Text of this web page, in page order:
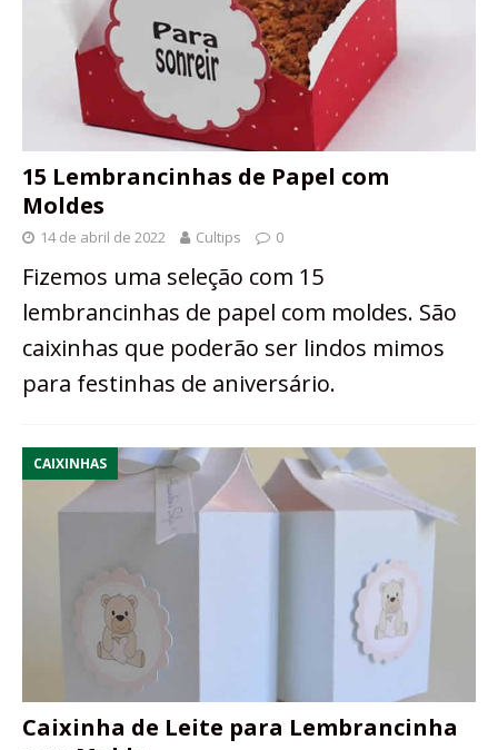
15 Lembrancinhas de Papel com
Moldes
14 de abril de 2022 Cultips 0
Fizemos uma seleção com 15
lembrancinhas de papel com moldes. São
caixinhas que poderão ser lindos mimos
para festinhas de aniversário.
CAIXINHAS
Caixinha de Leite para Lembrancinha